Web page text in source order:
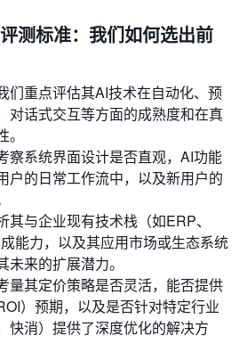
测标准：我们如何选出前
们重点评估其AI技术在自动化、预
对话式交互等方面的成熟度和在真
察系统界面设计是否直观，AI功能
户的日常工作流中，以及新用户的
其与企业现有技术栈（如ERP、
能力，以及其应用市场或生态系统
来的扩展潜力。
量其定价策略是否灵活，能否提供
）预期，以及是否针对特定行业
快消）提供了深度优化的解决方